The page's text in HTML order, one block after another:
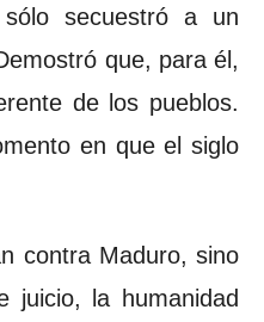
secuestró a un
que, para él,
de los pueblos.
en que el siglo
contra Maduro, sino
la humanidad